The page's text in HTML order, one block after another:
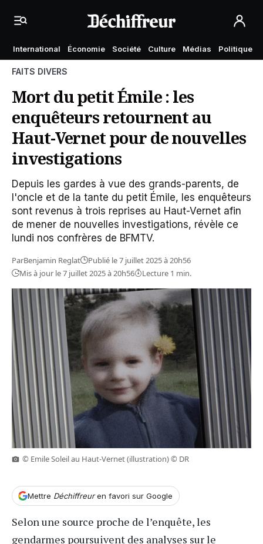
International Économie Société Culture Médias Politique
FAITS DIVERS
Mort du petit Émile : les
enquêteurs retournent au
Haut-Vernet pour de nouvelles
investigations
Depuis les gardes à vue des grands-parents, de
l'oncle et de la tante du petit Émile, les enquêteurs
sont revenus à trois reprises au Haut-Vernet afin
de mener de nouvelles investigations, révèle ce
lundi nos confrères de BFMTV.
ParBenjamin Reglat
Publié le 7 juillet 2025 à 20h56
Mis à jour le 7 juillet 2025 à 20h56
Lecture 1 min.
© Emile Soleil au Haut-Vernet (illustration) © DR
Mettre Déchiffreuren favori sur Google
Selon une source proche de l’enquête, les
gendarmes poursuivent des analyses sur le